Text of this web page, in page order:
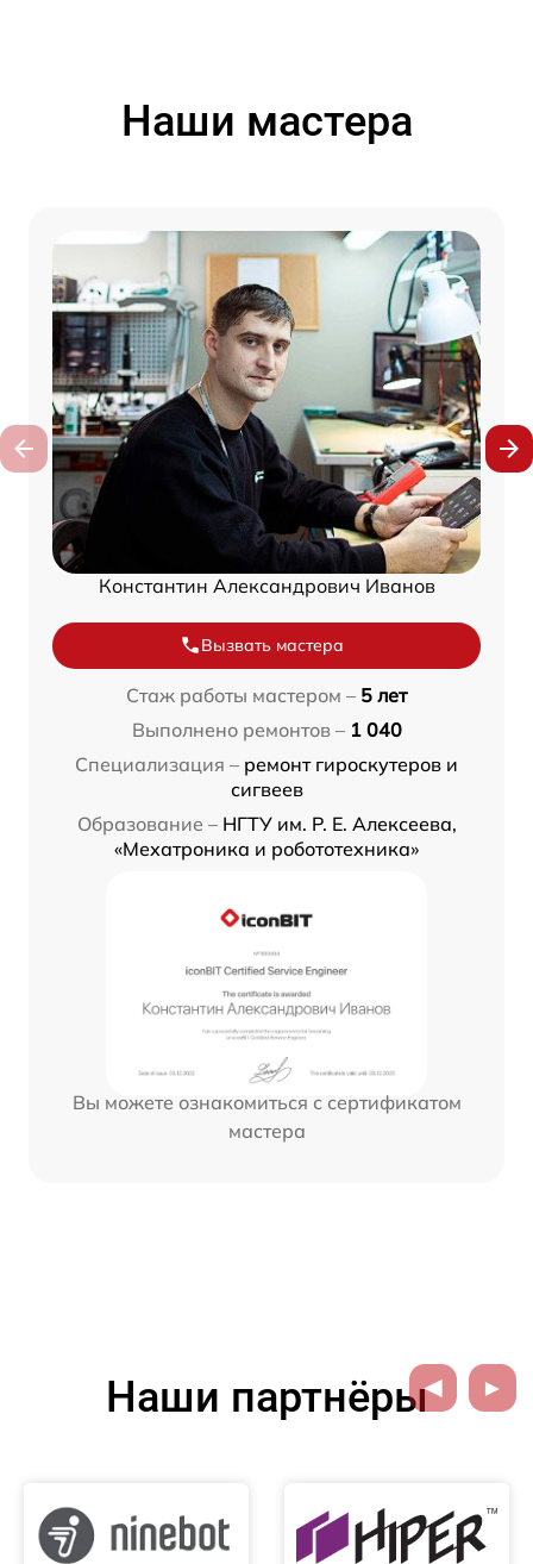
Наши мастера
Константин Александрович Иванов
Вызвать мастера
Стаж работы мастером – 5 лет
Выполнено ремонтов – 1 040
Специализация – ремонт гироскутеров и
сигвеев
Образование – НГТУ им. Р. Е. Алексеева,
«Мехатроника и робототехника»
Вы можете ознакомиться с сертификатом
мастера
Наши партнёры